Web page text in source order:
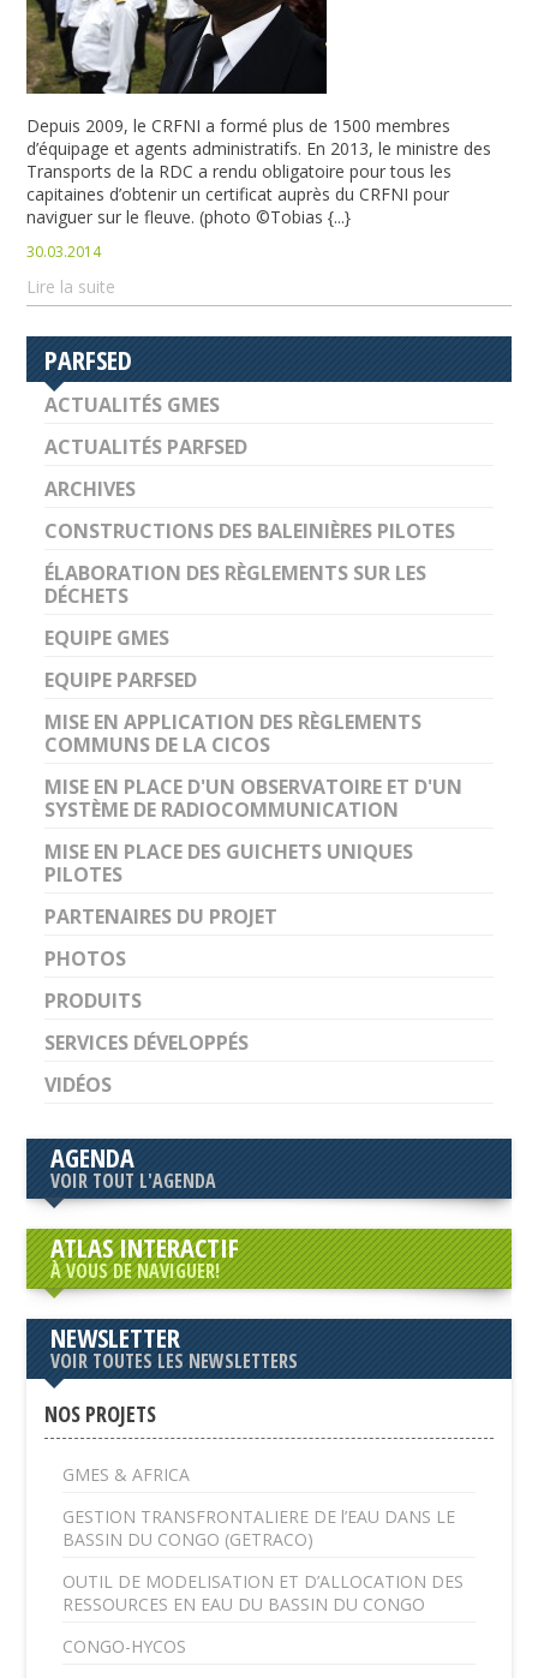
Depuis 2009, le CRFNI a formé plus de 1500 membres
d’équipage et agents administratifs. En 2013, le ministre des
Transports de la RDC a rendu obligatoire pour tous les
capitaines d’obtenir un certificat auprès du CRFNI pour
naviguer sur le fleuve. (photo ©Tobias {...}
30.03.2014
Lire la suite
PARFSED
ACTUALITÉS GMES
ACTUALITÉS PARFSED
ARCHIVES
CONSTRUCTIONS DES BALEINIÈRES PILOTES
ÉLABORATION DES RÈGLEMENTS SUR LES
DÉCHETS
EQUIPE GMES
EQUIPE PARFSED
MISE EN APPLICATION DES RÈGLEMENTS
COMMUNS DE LA CICOS
MISE EN PLACE D'UN OBSERVATOIRE ET D'UN
SYSTÈME DE RADIOCOMMUNICATION
MISE EN PLACE DES GUICHETS UNIQUES
PILOTES
PARTENAIRES DU PROJET
PHOTOS
PRODUITS
SERVICES DÉVELOPPÉS
VIDÉOS
AGENDA
VOIR TOUT L'AGENDA
ATLAS INTERACTIF
À VOUS DE NAVIGUER!
NEWSLETTER
VOIR TOUTES LES NEWSLETTERS
NOS PROJETS
GMES & AFRICA
GESTION TRANSFRONTALIERE DE l’EAU DANS LE
BASSIN DU CONGO (GETRACO)
OUTIL DE MODELISATION ET D’ALLOCATION DES
RESSOURCES EN EAU DU BASSIN DU CONGO
CONGO-HYCOS